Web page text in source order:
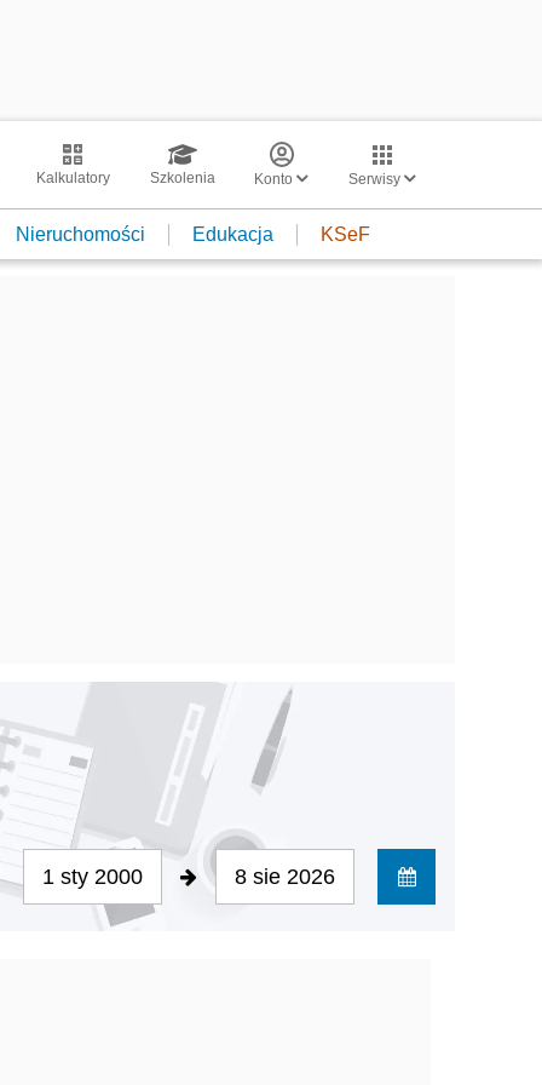
Kalkulatory Szkolenia Konto Serwisy
Nieruchomości Edukacja KSeF
1 sty 2000 8 sie 2026